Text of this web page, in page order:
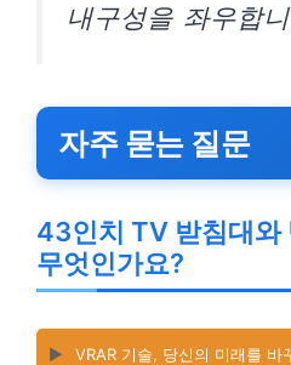
내구성을 좌우합
자주 묻는 질문
43인치 TV 받침대와
무엇인가요?
▶️ VRAR 기술, 당신의 미래를 바